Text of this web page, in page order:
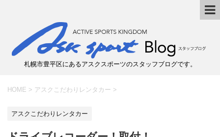
札幌市豊平区にあるアスクスポーツのスタッフブログです。
HOME > アスクこだわりレンタカー >
アスクこだわりレンタカー